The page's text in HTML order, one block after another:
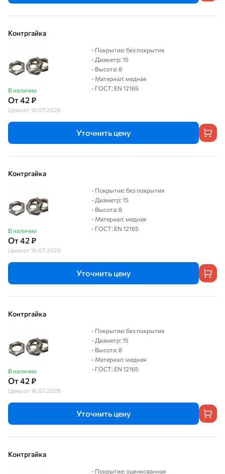
Контргайка
В наличии
От 42 ₽
Цена от 16.07.2026
- Покрытие: без покрытия
- Диаметр: 15
- Высота: 8
- Материал: медная
- ГОСТ: EN 12165
Уточнить цену
Контргайка
В наличии
От 42 ₽
Цена от 16.07.2026
- Покрытие: без покрытия
- Диаметр: 15
- Высота: 8
- Материал: медная
- ГОСТ: EN 12165
Уточнить цену
Контргайка
В наличии
От 42 ₽
Цена от 16.07.2026
- Покрытие: без покрытия
- Диаметр: 15
- Высота: 8
- Материал: медная
- ГОСТ: EN 12165
Уточнить цену
Контргайка
- Покрытие: оцинкованная